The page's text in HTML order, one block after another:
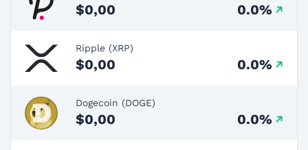
$0,00 0.0%
Ripple (XRP)
$0,00 0.0%
Dogecoin (DOGE)
$0,00 0.0%